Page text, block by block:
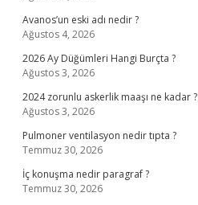
Avanos’un eski adı nedir ?
Ağustos 4, 2026
2026 Ay Düğümleri Hangi Burçta ?
Ağustos 3, 2026
2024 zorunlu askerlik maaşı ne kadar ?
Ağustos 3, 2026
Pulmoner ventilasyon nedir tıpta ?
Temmuz 30, 2026
İç konuşma nedir paragraf ?
Temmuz 30, 2026